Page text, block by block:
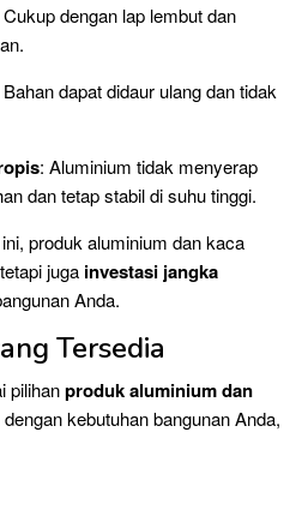
Cukup dengan lap lembut dan
Bahan dapat didaur ulang dan tidak
: Aluminium tidak menyerap
dan tetap stabil di suhu tinggi.
produk aluminium dan kaca
juga investasi jangka
Anda.
Tersedia
pilihanproduk aluminium dan
kebutuhan bangunan Anda,